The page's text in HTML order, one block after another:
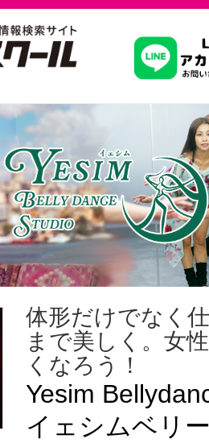
習いたいこ
スクールを
駅・路線か
通信講座を
体験レッス
体形だけでなく
まで美しく。女
くなろう！
Yesim
イェシムベリ